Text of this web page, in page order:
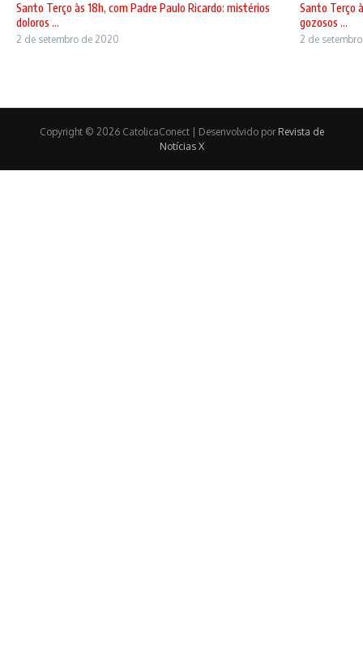
Santo Terço às 18h, com Padre Paulo Ricardo: mistérios
doloros ...
2 de setembro de 2020
Santo Terço
gozosos ...
2 de
Copyright © 2026 CatolicaConect | Desenvolvido por Revista de
Notícias X